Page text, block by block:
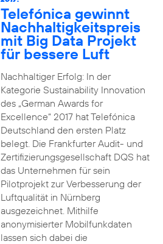
Telefónica gewinnt
Nachhaltigkeitspreis
mit Big Data Projekt
für bessere Luft
Nachhaltiger Erfolg: In der
Kategorie Sustainability Innovation
des „German Awards for
Excellence“ 2017 hat Telefónica
Deutschland den ersten Platz
belegt. Die Frankfurter Audit- und
Zertifizierungsgesellschaft DQS hat
das Unternehmen für sein
Pilotprojekt zur Verbesserung der
Luftqualität in Nürnberg
ausgezeichnet. Mithilfe
anonymisierter Mobilfunkdaten
lassen sich dabei die